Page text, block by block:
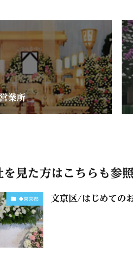
業所
を見た方はこちらも参
◆東京都 文京区/はじめての